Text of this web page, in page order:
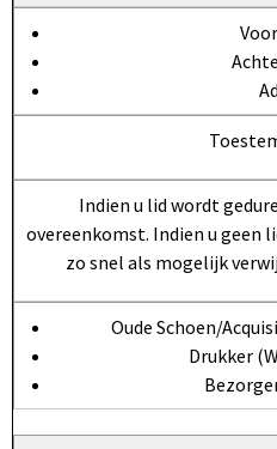
Indien u lid wordt
overeenkomst. Indien u geen
zo snel als mogelijk
Oude Schoen/
Drukker